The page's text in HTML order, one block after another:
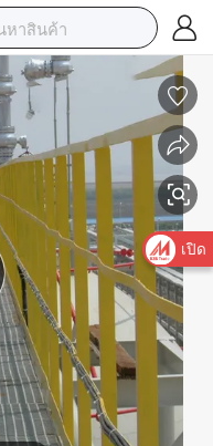
เปิด